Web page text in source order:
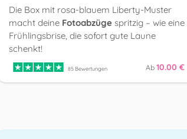
Die Box mit rosa-blauem Liberty-Muster
macht deine Fotoabzüge spritzig – wie eine
Frühlingsbrise, die sofort gute Laune
schenkt!
85 Bewertungen Ab 10.00 €